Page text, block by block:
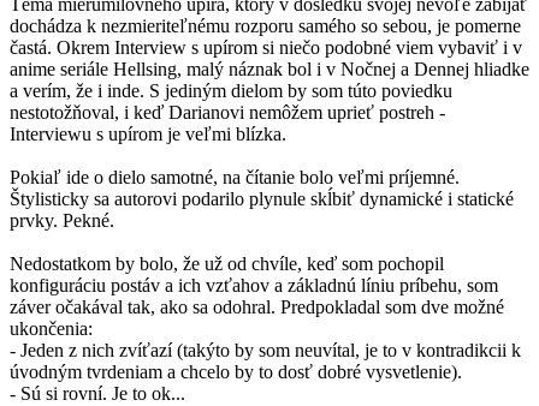
Téma mierumilovného upíra, ktorý v dôsledku svojej nevôľe zabíjať
dochádza k nezmieriteľnému rozporu samého so sebou, je pomerne
častá. Okrem Interview s upírom si niečo podobné viem vybaviť i v
anime seriále Hellsing, malý náznak bol i v Nočnej a Dennej hliadke
a verím, že i inde. S jediným dielom by som túto poviedku
nestotožňoval, i keď Darianovi nemôžem uprieť postreh -
Interviewu s upírom je veľmi blízka.
Pokiaľ ide o dielo samotné, na čítanie bolo veľmi príjemné.
Štylisticky sa autorovi podarilo plynule skĺbiť dynamické i statické
prvky. Pekné.
Nedostatkom by bolo, že už od chvíle, keď som pochopil
konfiguráciu postáv a ich vzťahov a základnú líniu príbehu, som
záver očakával tak, ako sa odohral. Predpokladal som dve možné
ukončenia:
- Jeden z nich zvíťazí (takýto by som neuvítal, je to v kontradikcii k
úvodným tvrdeniam a chcelo by to dosť dobré vysvetlenie).
- Sú si rovní. Je to ok...